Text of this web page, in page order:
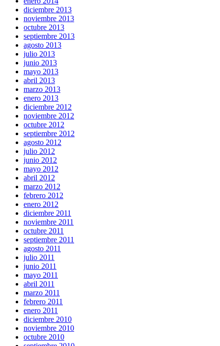
diciembre 2013
noviembre 2013
octubre 2013
septiembre 2013
agosto 2013
julio 2013
junio 2013
mayo 2013
abril 2013
marzo 2013
enero 2013
diciembre 2012
noviembre 2012
octubre 2012
septiembre 2012
agosto 2012
julio 2012
junio 2012
mayo 2012
abril 2012
marzo 2012
febrero 2012
enero 2012
diciembre 2011
noviembre 2011
octubre 2011
septiembre 2011
agosto 2011
julio 2011
junio 2011
mayo 2011
abril 2011
marzo 2011
febrero 2011
enero 2011
diciembre 2010
noviembre 2010
octubre 2010